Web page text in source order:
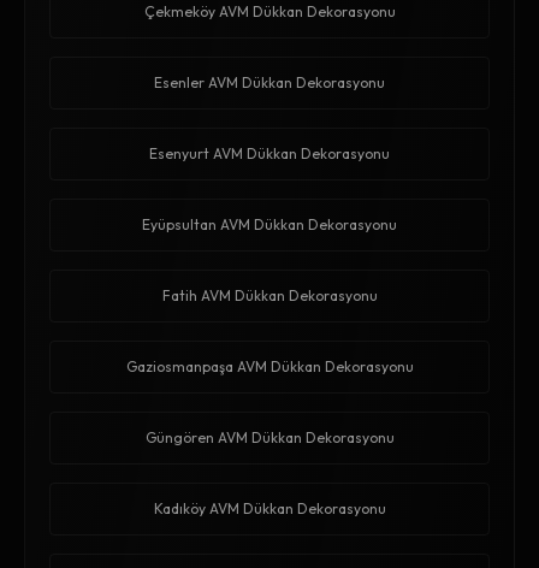
Çekmeköy AVM Dükkan Dekorasyonu
Esenler AVM Dükkan Dekorasyonu
Esenyurt AVM Dükkan Dekorasyonu
Eyüpsultan AVM Dükkan Dekorasyonu
Fatih AVM Dükkan Dekorasyonu
Gaziosmanpaşa AVM Dükkan Dekorasyonu
Güngören AVM Dükkan Dekorasyonu
Kadıköy AVM Dükkan Dekorasyonu